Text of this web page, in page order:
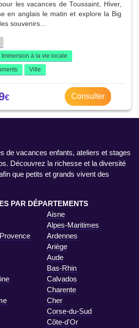
les vacances de Toussaint, Hiver,
en anglais le matin et explore la Big
souvenirs...
Immersion à la vie locale
Ville
Consulter
de vacances enfants, ateliers et stages
Découvrez la richesse et la diversité
que petits et grands vivent des
PAR DÉPARTEMENTS
Aisne
Alpes-Maritimes
Ardennes
Ariège
Aude
Bas-Rhin
Calvados
Charente
Cher
Corse-du-Sud
Côte-d'Or